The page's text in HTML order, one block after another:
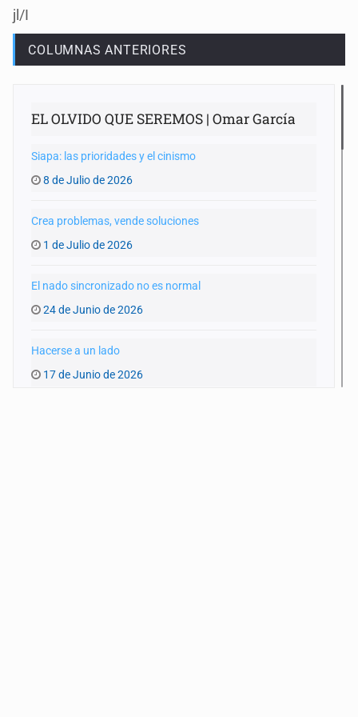
jl/I
COLUMNAS ANTERIORES
EL OLVIDO QUE SEREMOS | Omar García
Siapa: las prioridades y el cinismo
8 de Julio de 2026
Crea problemas, vende soluciones
1 de Julio de 2026
El nado sincronizado no es normal
24 de Junio de 2026
Hacerse a un lado
17 de Junio de 2026